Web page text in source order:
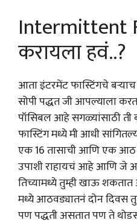
Intermittent
करायला हवं..?
आता इंटरमेंट फास्टिंगचे
सोपी पद्धत जी आपल्याला
पॉसिबल आहे सगळ्यांसाठी
फास्टिंग मध्ये मी आधी
एक 16 तासाची आणि एक आठ
उपाशी राहायचं आहे आणि
तिच्यामध्ये तुम्ही खाऊ
मध्ये आठवड्यातनं दोन दिवस
पण पद्धती असतात पण ते